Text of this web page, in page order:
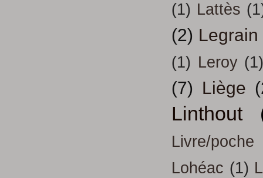
(1) Lattès
(2) Legrain
(1) Leroy
(7) Liège
Linthout
Livre/poche
Lohéac (1)